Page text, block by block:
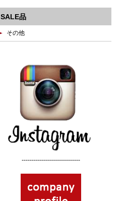
SALE品
その他
-----------------------------